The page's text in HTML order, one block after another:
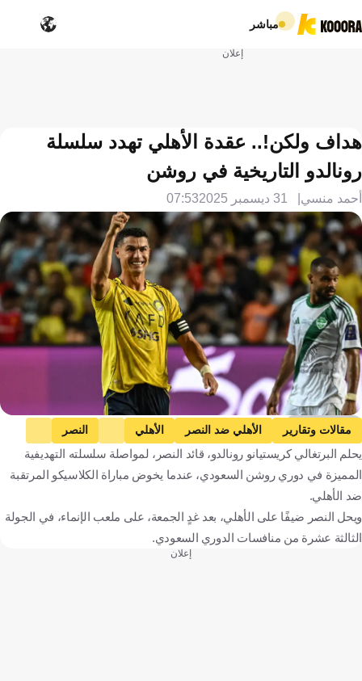
مباشر
إعلان
هداف ولكن!.. عقدة الأهلي تهدد سلسلة
رونالدو التاريخية في روشن
أحمد منسي 31 ديسمبر 2025 07:53
Getty Images
مقالات وتقارير الأهلي ضد النصر الأهلي
النصر
دوري روشن السعودي
كريستيانو رونالدو
السوبر السعودي
المملكة العربية السعودية
البرتغال كرة قدم
يحلم البرتغالي كريستيانو رونالدو، قائد النصر، لمواصلة سلسلته التهديفية
المميزة في دوري روشن السعودي، عندما يخوض مباراة الكلاسيكو المرتقبة
ضد الأهلي.
ويحل النصر ضيفًا على الأهلي، بعد غدٍ الجمعة، على ملعب الإنماء، في الجولة
الثالثة عشرة من منافسات الدوري السعودي.
إعلان